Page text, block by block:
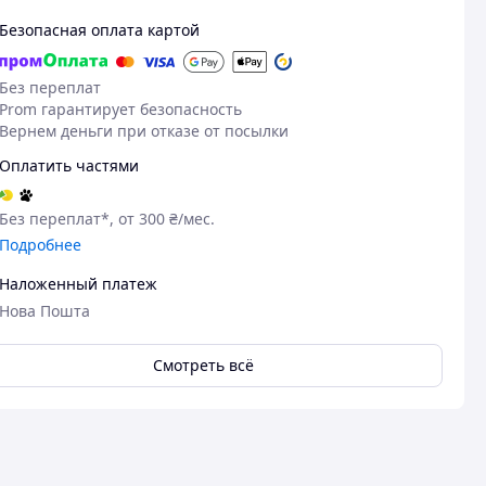
Безопасная оплата картой
Без переплат
Prom гарантирует безопасность
Вернем деньги при отказе от посылки
Оплатить частями
Без переплат*, от 300 ₴/мес.
Подробнее
Наложенный платеж
Нова Пошта
Смотреть всё
06.03.2026
В'ячеслав Х.
Дякую все чудово